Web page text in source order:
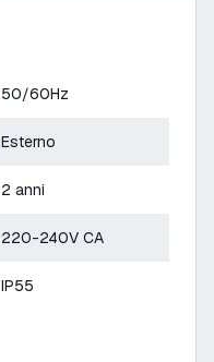
50/60Hz
Esterno
2 anni
220-240V CA
IP55